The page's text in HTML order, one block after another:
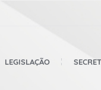
LEGISLAÇÃO